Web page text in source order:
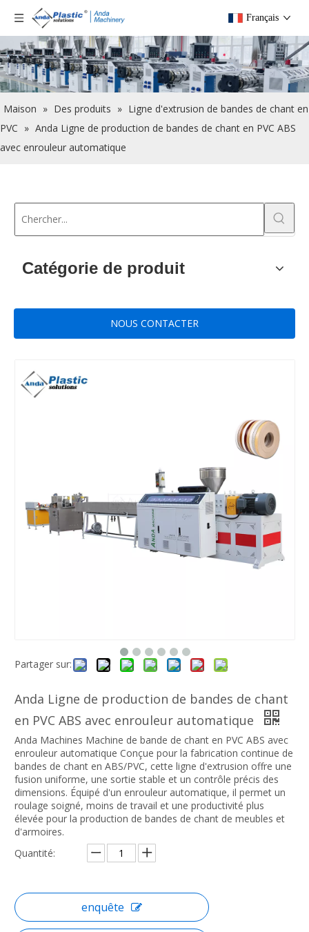
Français
Maison » Des produits » Ligne d'extrusion de bandes de chant en
PVC » Anda Ligne de production de bandes de chant en PVC ABS
avec enrouleur automatique
Catégorie de produit
NOUS CONTACTER
Partager sur:
Anda Ligne de production de bandes de chant
en PVC ABS avec enrouleur automatique
Anda Machines Machine de bande de chant en PVC ABS avec
enrouleur automatique Conçue pour la fabrication continue de
bandes de chant en ABS/PVC, cette ligne d'extrusion offre une
fusion uniforme, une sortie stable et un contrôle précis des
dimensions. Équipé d'un enrouleur automatique, il permet un
roulage soigné, moins de travail et une productivité plus
élevée pour la production de bandes de chant de meubles et
d'armoires.
Quantité:
enquête